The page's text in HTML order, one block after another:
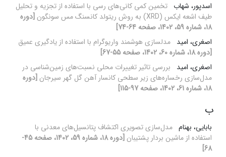
اسدپور، شهاب تخمین کمی کانی‌های رسی با استفاده از تجزیه و تحلیل
طیف اشعه ایکس (XRD) به روش ریتولد کانسنگ مس سونگون
[دوره
18، شماره 59، 1402، صفحه 64-74]
اصغری، امید مدلسازی هوشمند واریوگرام با استفاده از یادگیری عمیق
[دوره 18، شماره 60، 1402، صفحه 55-67]
اصغری، امید
بررسی تاثیر تغییرات محلی نسبت‌های زمین‌شناسی در
مدل‌سازی رخساره‌های زیر سطحی کانسار آهن گل گهر سیرجان [دوره
18، شماره 61، 1402، صفحه 97-115]
ب
بابایی، بهنام مدل‌سازی تصویری اکتشاف پتانسیل‌های معدنی با
استفاده از ماشین‌ بردار پشتیبان
[دوره 18، شماره 59، 1402، صفحه 45-
68]